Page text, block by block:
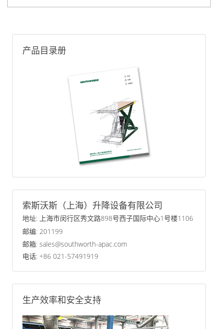
产品目录册
索斯沃斯（上海）升降设备有限公司
地址: 上海市闵行区秀文路898号西子国际中心1号楼1106
邮编: 201199
邮箱: sales@southworth-apac.com
电话: +86 021-57491919
生产效率和安全支持